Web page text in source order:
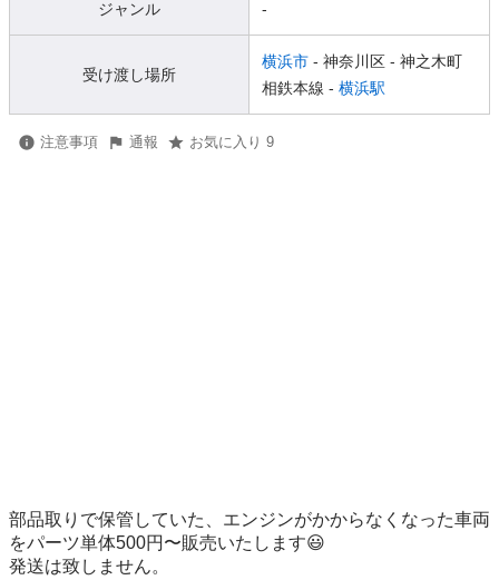
ジャンル -
受け渡し場所
横浜市 - 神奈川区 - 神之木町
相鉄本線 - 横浜駅
注意事項 通報 お気に入り 9
部品取りで保管していた、エンジンがかからなくなった車両
をパーツ単体500円〜販売いたします😃
発送は致しません。